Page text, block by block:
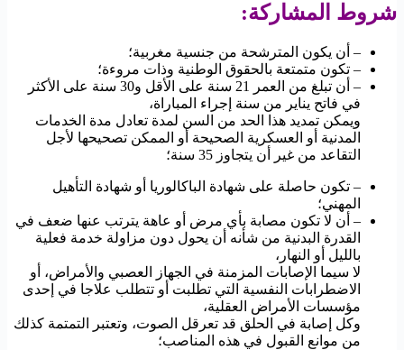
شروط المشاركة:
– أن يكون المترشحة من جنسية مغربية؛
– تكون متمتعة بالحقوق الوطنية وذات مروءة؛
– أن تبلغ من العمر 21 سنة على الأقل و30 سنة على الأكثر
في فاتح يناير من سنة إجراء المباراة،
ويمكن تمديد هذا الحد من السن لمدة تعادل مدة الخدمات
المدنية أو العسكرية الصحيحة أو الممكن تصحيحها لأجل
التقاعد من غير أن يتجاوز 35 سنة؛
– تكون حاصلة على شهادة الباكالوريا أو شهادة التأهيل
المهني؛
– أن لا تكون مصابة بأي مرض أو عاهة يترتب عنها ضعف في
القدرة البدنية من شأنه أن يحول دون مزاولة خدمة فعلية
بالليل أو النهار،
لا سيما الإصابات المزمنة في الجهاز العصبي والأمراض، أو
الاضطرابات النفسية التي تطلبت أو تتطلب علاجا في إحدى
مؤسسات الأمراض العقلية،
وكل إصابة في الحلق قد تعرقل الصوت، وتعتبر التمتمة كذلك
من موانع القبول في هذه المناصب؛